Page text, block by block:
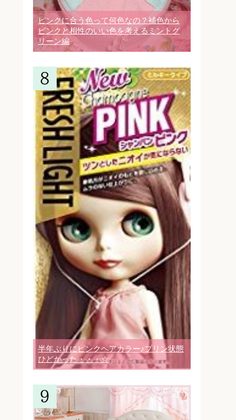
ピンクに合う色って何色なの？補色から
ピンクと相性のいい色を考えるミントグ
リーン編
半年ぶりにピンクヘアカラー♪プリン状態
ひどかった・・・☆